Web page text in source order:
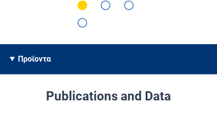
Προϊοντα
Publications and Data